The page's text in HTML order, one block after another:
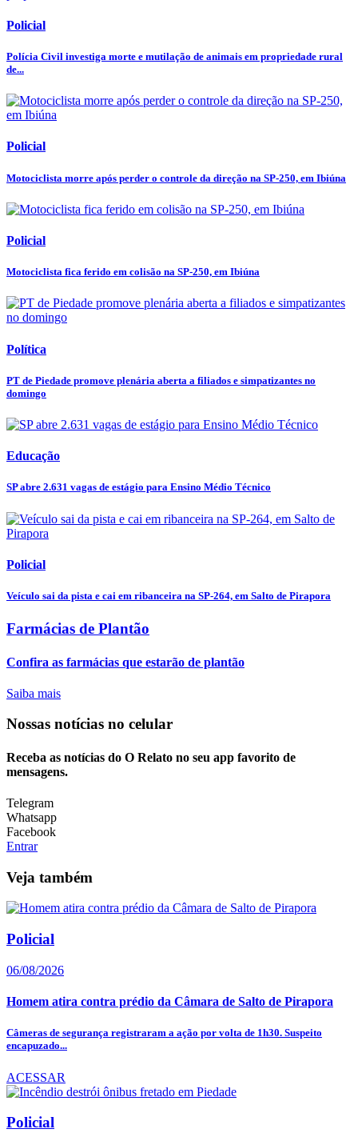
Policial
Polícia Civil investiga morte e mutilação de animais em propriedade rural
de...
Policial
Motociclista morre após perder o controle da direção na SP-250, em Ibiúna
Policial
Motociclista fica ferido em colisão na SP-250, em Ibiúna
Política
PT de Piedade promove plenária aberta a filiados e simpatizantes no
domingo
Educação
SP abre 2.631 vagas de estágio para Ensino Médio Técnico
Policial
Veículo sai da pista e cai em ribanceira na SP-264, em Salto de Pirapora
Farmácias de Plantão
Confira as farmácias que estarão de plantão
Saiba mais
Nossas notícias no celular
Receba as notícias do O Relato no seu app favorito de
mensagens.
Telegram
Whatsapp
Facebook
Entrar
Veja também
Policial
06/08/2026
Homem atira contra prédio da Câmara de Salto de Pirapora
Câmeras de segurança registraram a ação por volta de 1h30. Suspeito
encapuzado...
ACESSAR
Policial